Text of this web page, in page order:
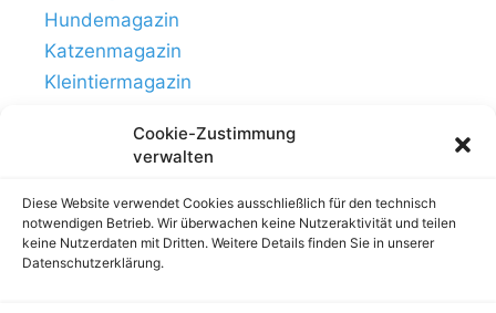
Cookie-Zustimmung
verwalten
Diese Website verwendet Cookies ausschließlich für den technisch
notwendigen Betrieb. Wir überwachen keine Nutzeraktivität und teilen
keine Nutzerdaten mit Dritten. Weitere Details finden Sie in unserer
Datenschutzerklärung.
Hundemagazin
Katzenmagazin
Kleintiermagazin